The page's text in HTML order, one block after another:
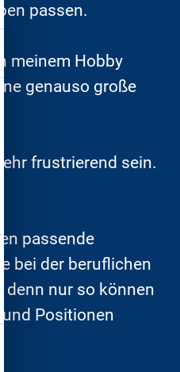
passen.
meinem Hobby
genauso große
frustrierend sein.
passende
bei der beruflichen
denn nur so können
Positionen